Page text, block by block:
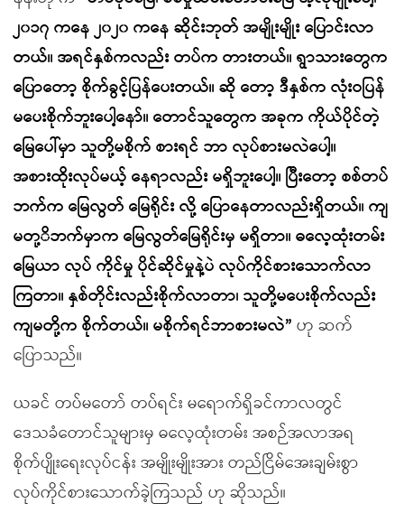
၂၀၁၇ ကနေ ၂၀၂၀ ကနေ ဆိုင်းဘုတ် အမျိုးမျိုး ပြောင်းလာ
တယ်။ အရင်နှစ်ကလည်း တပ်က တားတယ်။ ရွာသားတွေက
ပြောတော့ စိုက်ခွင့်ပြန်ပေးတယ်။ ဆို တော့ ဒီနှစ်က လုံးဝပြန်
မပေးစိုက်ဘူးပေါ့နော်။ တောင်သူတွေက အခုက ကိုယ်ပိုင်တဲ့
မြေပေါ်မှာ သူတို့မစိုက် စားရင် ဘာ လုပ်စားမလဲပေါ့။
အစားထိုးလုပ်မယ့် နေရာလည်း မရှိဘူးပေါ့။ ပြီးတော့ စစ်တပ်
ဘက်က မြေလွတ် မြေရိုင်း လို့ ပြောနေတာလည်းရှိတယ်။ ကျ
မတု့ိဘက်မှာက မြေလွတ်မြေရိုင်းမှ မရှိတာ။ ဓလေ့ထုံးတမ်း
မြေယာ လုပ် ကိုင်မှု ပိုင်ဆိုင်မှုနဲ့ပဲ လုပ်ကိုင်စားသောက်လာ
ကြတာ။ နှစ်တိုင်းလည်းစိုက်လာတာ၊ သူတို့မပေးစိုက်လည်း
ကျမတို့က စိုက်တယ်။ မစိုက်ရင်ဘာစားမလဲ” ဟု ဆက်
ပြောသည်။
ယခင် တပ်မတော် တပ်ရင်း မရောက်ရှိခင်ကာလတွင်
ဒေသခံတောင်သူများမှ ဓလေ့ထုံးတမ်း အစဉ်အလာအရ
စိုက်ပျိုးရေးလုပ်ငန်း အမျိုးမျိုးအား တည်ငြိမ်အေးချမ်းစွာ
လုပ်ကိုင်စားသောက်ခဲ့ကြသည် ဟု ဆိုသည်။